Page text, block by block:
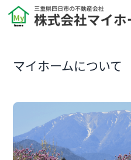
マイホームについて